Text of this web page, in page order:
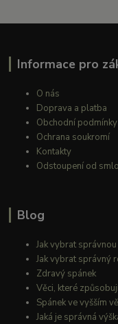
Informace pro
O nás
Doprava a platba
Obchodní podmínky
Ochrana soukromí
Kontakty
Odstoupení od
Blog
Jak vybrat
Jak vybrat správný
Zdravý spánek
Věci, které
Spánek ve vyšším
Jaká je správná